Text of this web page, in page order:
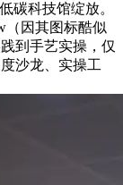
碳科技馆绽放。
（因其图标酷似
到手艺实操，仅
沙龙、实操工